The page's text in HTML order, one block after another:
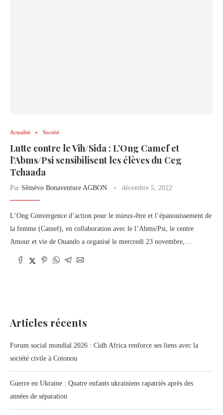
Actualité Société
Lutte contre le Vih/Sida : L’Ong Camef et
l’Abms/Psi sensibilisent les élèves du Ceg
Tchaada
Par Sêmèvo Bonaventure AGBON décembre 5, 2022
L’Ong Convergence d’action pour le mieux-être et l’épanouissement de
la femme (Camef), en collaboration avec le l’Abms/Psi, le centre
Amour et vie de Ouando a organisé le mercredi 23 novembre,…
Articles récents
Forum social mondial 2026 : Cidh Africa renforce ses liens avec la
société civile à Cotonou
Guerre en Ukraine : Quatre enfants ukrainiens rapatriés après des
années de séparation